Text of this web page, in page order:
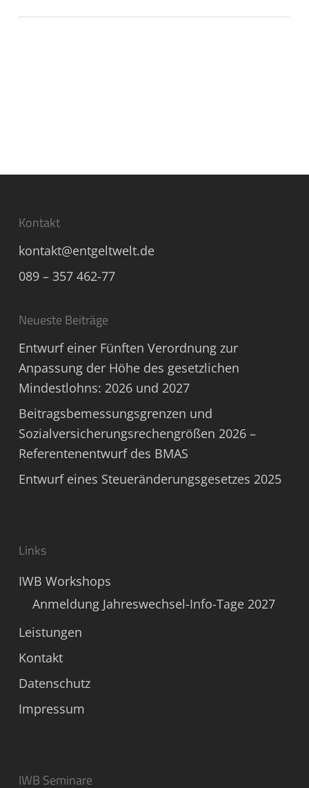
Kontakt
kontakt@entgeltwelt.de
089 – 357 462-77
Neueste Beiträge
Entwurf einer Fünften Verordnung zur
Anpassung der Höhe des gesetzlichen
Mindestlohns: 2026 und 2027
Beitragsbemessungsgrenzen und
Sozialversicherungsrechengrößen 2026 –
Referentenentwurf des BMAS
Entwurf eines Steueränderungsgesetzes 2025
Links
IWB Workshops
Anmeldung Jahreswechsel-Info-Tage 2027
Leistungen
Kontakt
Datenschutz
Impressum
IWB Seminare